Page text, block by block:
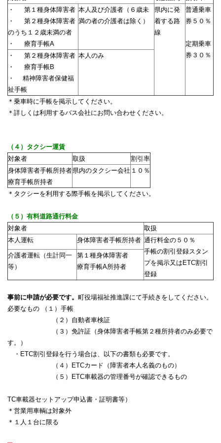
・
第１種身体障害者
・
第２種身体障害者
のうち１２歳未満の者
・
療育手帳A
本人及び介護者（６歳未
満の者の介護者は除く）
県内に発
着する路
線
普通乗車
券５０％
定期乗車
券３０％
・
第２種身体障害者
・
療育手帳B
・ 精神障害者保健福
祉手帳
本人のみ
＊ 乗車時に手帳を掲示してください。
＊詳しくは利用するバス会社にお問い合わせください。
（４）タクシー運賃
対象者
取扱
割引率
身体障害者手帳所持者
療育手帳所持者
県内のタクシー会社 １０％
＊タクシーを利用する際手帳を掲示してください。
（５）有料道路通行料金
対象者
取扱
本人運転
身体障害者手帳所持者 通行料金の５０％
手帳の割引登録スタン
プを掲示又はETC割引
登録
介護者運転（生計同一
等）
第１種身体障害者
療育手帳A所持者
事前に申請が必要です。 町役場福祉推進課にて手続きをしてください。
必要なもの （１）手帳
（２）自動者車検証
（３）免許証（身体障害者手帳第２種所持者のみ必要で
す。）
・ETC割引登録を行う場合は、以下の書類も必要です。
（４）ETCカード（障害者本人名義のもの）
（５）ETC車載器の管理番号が確認できるもの
TC車載器セットアップ申込書・証明書等）
＊営業用車輌は対象外
＊１人１台に限る